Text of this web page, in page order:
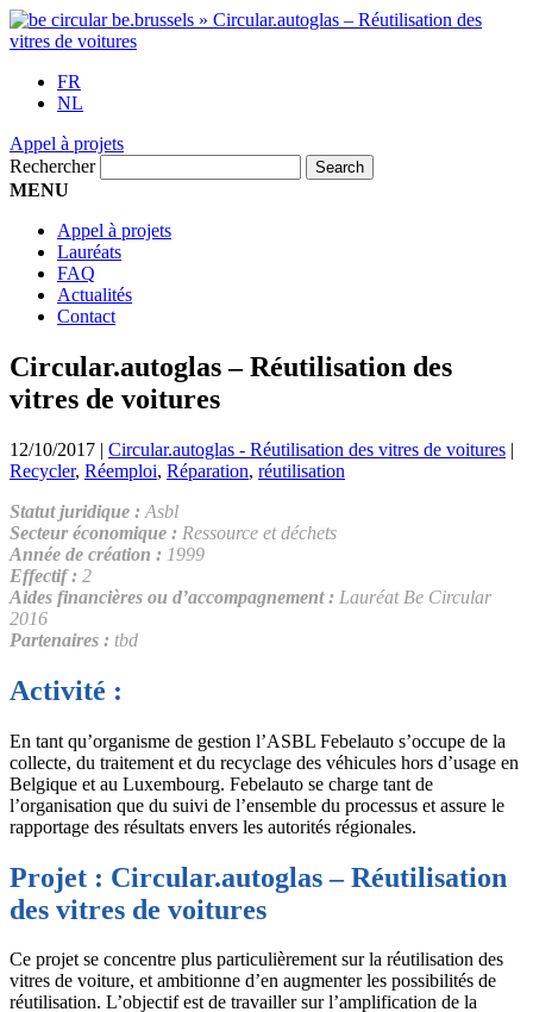
FR
NL
Appel à projets
Rechercher
MENU
Appel à projets
Lauréats
FAQ
Actualités
Contact
Circular.autoglas – Réutilisation des
vitres de voitures
12/10/2017 | Circular.autoglas - Réutilisation des vitres de voitures |
Recycler, Réemploi, Réparation, réutilisation
Statut juridique : Asbl
Secteur économique : Ressource et déchets
Année de création : 1999
Effectif : 2
Aides financières ou d’accompagnement : Lauréat Be Circular
2016
Partenaires : tbd
Activité :
En tant qu’organisme de gestion l’ASBL Febelauto s’occupe de la
collecte, du traitement et du recyclage des véhicules hors d’usage en
Belgique et au Luxembourg. Febelauto se charge tant de
l’organisation que du suivi de l’ensemble du processus et assure le
rapportage des résultats envers les autorités régionales.
Projet : Circular.autoglas – Réutilisation
des vitres de voitures
Ce projet se concentre plus particulièrement sur la réutilisation des
vitres de voiture, et ambitionne d’en augmenter les possibilités de
réutilisation. L’objectif est de travailler sur l’amplification de la